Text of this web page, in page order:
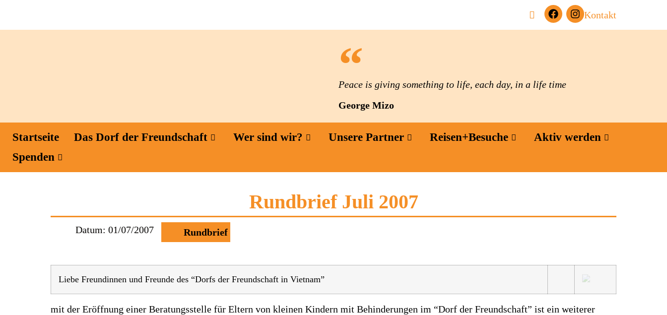
Kontakt
Peace is giving something to life, each day, in a life time
George Mizo
Startseite Das Dorf der Freundschaft Wer sind wir? Unsere Partner Reisen+Besuche
Aktiv werden
Spenden
Rundbrief Juli 2007
Datum: 01/07/2007 Rundbrief
Liebe Freundinnen und Freunde des “Dorfs der Freundschaft in Vietnam”
mit der Eröffnung einer Beratungsstelle für Eltern von kleinen Kindern mit Behinderungen im “Dorf der Freundschaft” ist ein weiterer